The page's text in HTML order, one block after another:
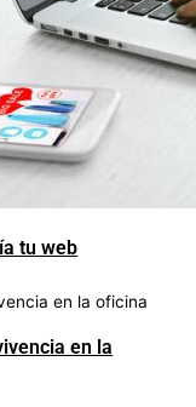
tu web
en la